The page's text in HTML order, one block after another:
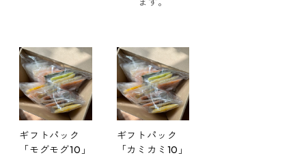
ギフトパック
「モグモグ10」
ギフトパック
「カミカミ10」